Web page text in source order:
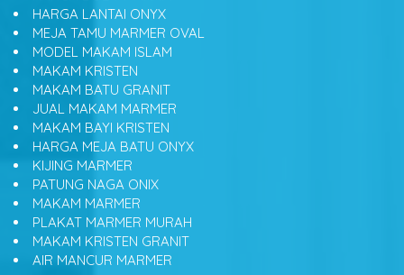
HARGA LANTAI ONYX
MEJA TAMU MARMER OVAL
MODEL MAKAM ISLAM
MAKAM KRISTEN
MAKAM BATU GRANIT
JUAL MAKAM MARMER
MAKAM BAYI KRISTEN
HARGA MEJA BATU ONYX
KIJING MARMER
PATUNG NAGA ONIX
MAKAM MARMER
PLAKAT MARMER MURAH
MAKAM KRISTEN GRANIT
AIR MANCUR MARMER